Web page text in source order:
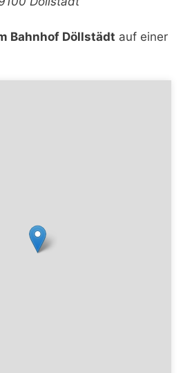
Bahnhof Döllstädt auf einer